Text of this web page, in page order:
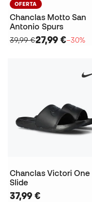
OFERTA
Chanclas Motto San
Antonio Spurs
39,99 €27,99 €−30%
Chanclas Victori One
Slide
37,99 €